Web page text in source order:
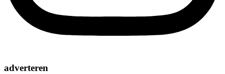
adverteren